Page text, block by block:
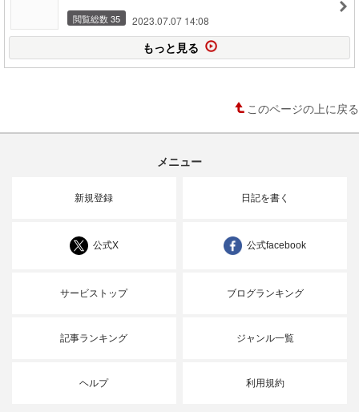
閲覧総数 35 2023.07.07 14:08
もっと見る
このページの上に戻る
メニュー
新規登録 日記を書く
公式X 公式facebook
サービストップ ブログランキング
記事ランキング ジャンル一覧
ヘルプ 利用規約